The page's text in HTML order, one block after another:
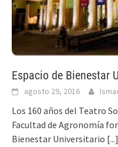
Espacio de Bienestar
agosto 29, 2016
Los 160 años del Teatro
Facultad de Agronomía
Bienestar Universitario [...]